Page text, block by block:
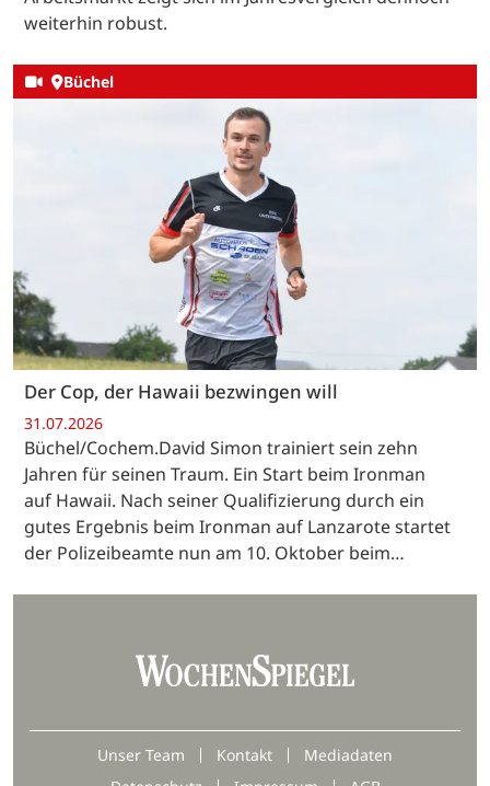
weiterhin robust.
Büchel
Der Cop, der Hawaii bezwingen will
31.07.2026
Büchel/Cochem.David Simon trainiert sein zehn
Jahren für seinen Traum. Ein Start beim Ironman
auf Hawaii. Nach seiner Qualifizierung durch ein
gutes Ergebnis beim Ironman auf Lanzarote startet
der Polizeibeamte nun am 10. Oktober beim…
Unser Team Kontakt
Mediadaten